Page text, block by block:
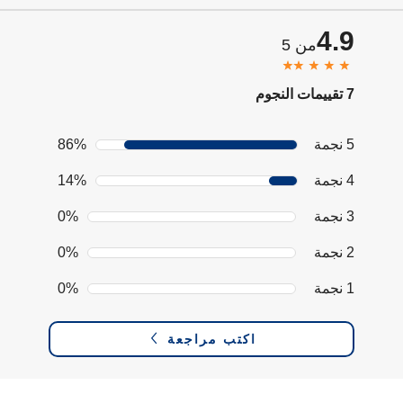
4.9من 5
7 تقييمات النجوم
5 نجمة 86%
4 نجمة 14%
3 نجمة 0%
2 نجمة 0%
1 نجمة 0%
اكتب مراجعة